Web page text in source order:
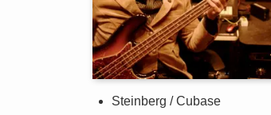
Steinberg / Cubase